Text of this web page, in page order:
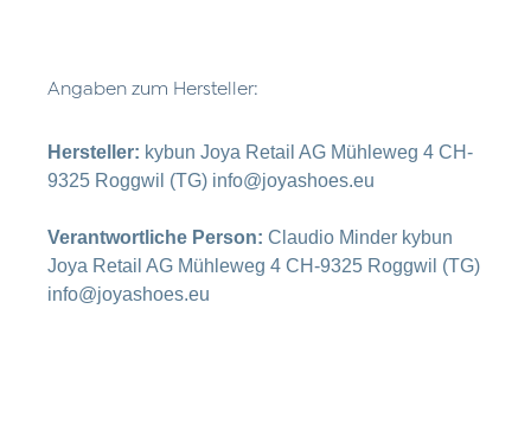
Angaben zum Hersteller:
Hersteller: kybun Joya Retail AG Mühleweg 4 CH-
9325 Roggwil (TG) info@joyashoes.eu
Verantwortliche Person: Claudio Minder kybun
Joya Retail AG Mühleweg 4 CH-9325 Roggwil (TG)
info@joyashoes.eu